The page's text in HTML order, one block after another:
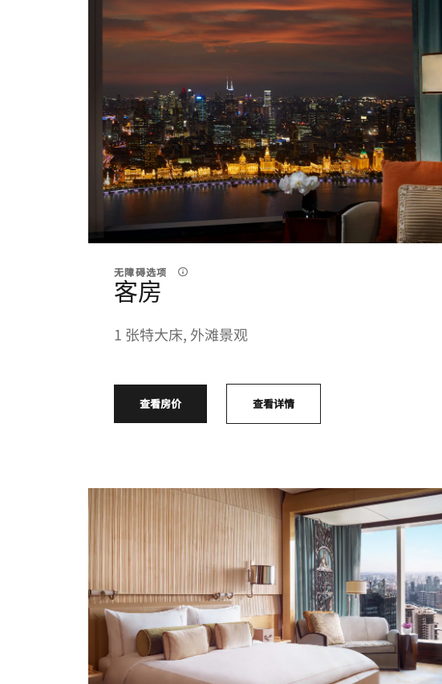
无障碍选项
客房
1 张特大床, 外滩景观
查看房价 查看详情